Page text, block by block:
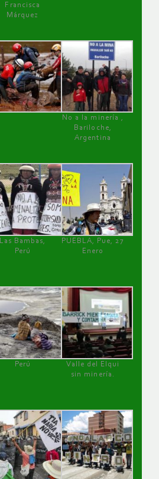
Francisca
Márquez
No a la minería ,
Bariloche,
Argentina
Las Bambas,
Perú
PUEBLA, Pue, 27
Enero
Perú
Valle del Elqui
sin minería.